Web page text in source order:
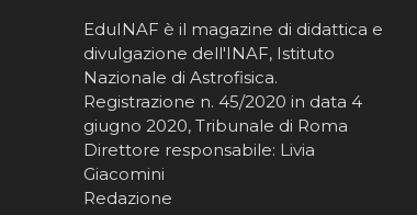
EduINAF è il magazine di didattica e
divulgazione dell'INAF, Istituto
Nazionale di Astrofisica.
Registrazione n. 45/2020 in data 4
giugno 2020, Tribunale di Roma
Direttore responsabile: Livia
Giacomini
Redazione